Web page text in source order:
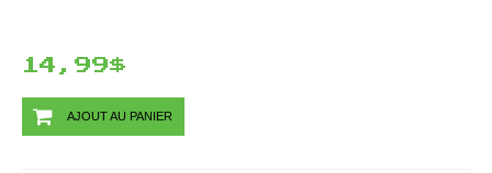
14,99$
AJOUT AU PANIER